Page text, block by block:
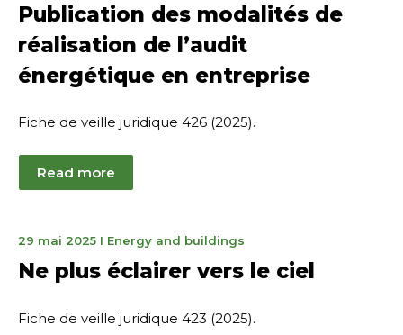
2025
Publication des modalités de
réalisation de l’audit
énergétique en entreprise
Fiche de veille juridique 426 (2025).
Read more
29 mai 20259
octobre
2025
I Energy and buildings
Ne plus éclairer vers le ciel
Fiche de veille juridique 423 (2025).